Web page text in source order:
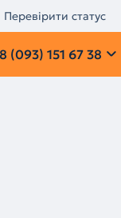
Перевірити статус
(093) 151 67 38